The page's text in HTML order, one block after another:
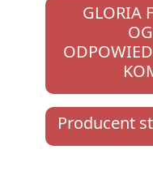
GLORIA
Producent